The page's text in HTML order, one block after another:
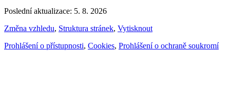
Poslední aktualizace: 5. 8. 2026
Změna vzhledu, Struktura stránek, Vytisknout
Prohlášení o přístupnosti, Cookies, Prohlášení o ochraně soukromí